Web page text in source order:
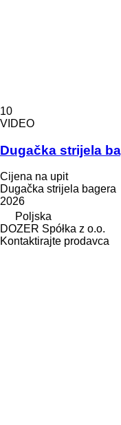
10
VIDEO
Dugačka strijela
Cijena na upit
Dugačka strijela bagera
2026
Poljska
DOZER Spółka z o.o.
Kontaktirajte prodavca